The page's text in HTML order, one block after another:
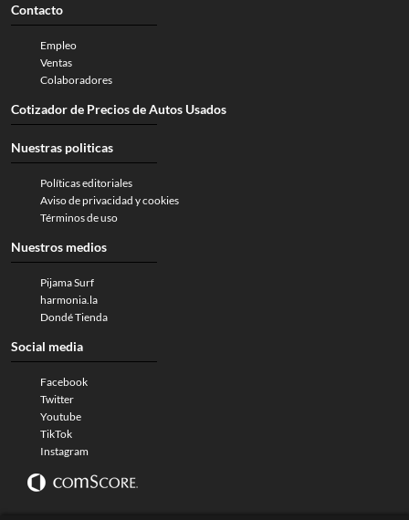
Contacto
Empleo
Ventas
Colaboradores
Cotizador de Precios de Autos Usados
Nuestras politicas
Políticas editoriales
Aviso de privacidad y cookies
Términos de uso
Nuestros medios
Pijama Surf
harmonia.la
Dondé Tienda
Social media
Facebook
Twitter
Youtube
TikTok
Instagram